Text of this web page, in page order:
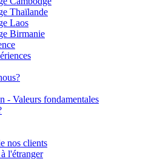
Thaïlande
Laos
Birmanie
- Valeurs fondamentales
nos clients
l'étranger